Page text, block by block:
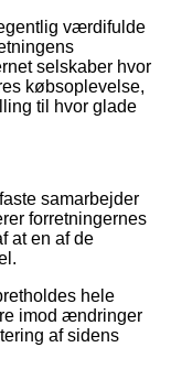
værdifulde
selskaber hvor
købsoplevelse,
til hvor glade
samarbejder
forretningernes
at en af de
hele
imod ændringer
af sidens